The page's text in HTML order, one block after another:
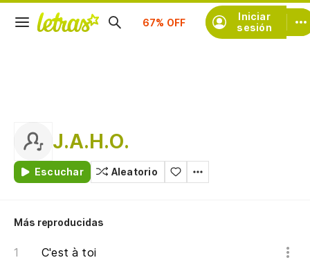
Iniciar
sesión
J.A.H.O.
Escuchar Aleatorio
Más reproducidas
C'est à toi